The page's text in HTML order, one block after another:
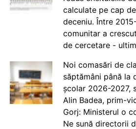
calculate pe cap
deceniu. Între
comunitar a
de cercetare -
Noi comasări de
săptămâni până la
școlar 2026-2027,
Alin Badea, prim-
Gorj: Ministerul o
Ne sună directorii